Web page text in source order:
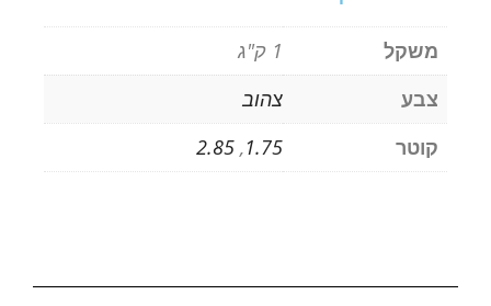
משקל
1 ק"ג
צבע
צהוב
קוטר
1.75
,
2.85